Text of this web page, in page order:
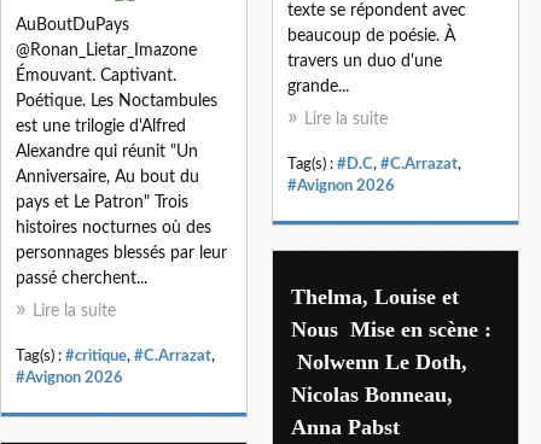
texte se répondent avec
beaucoup de poésie. À
travers un duo d'une
grande...
Lire la suite
Tag(s) : #D.C, #C.Arrazat,
#Avignon 2026
AuBoutDuPays
@Ronan_Lietar_Imazone
Émouvant. Captivant.
Poétique. Les Noctambules
est une trilogie d'Alfred
Alexandre qui réunit "Un
Anniversaire, Au bout du
pays et Le Patron" Trois
histoires nocturnes où des
personnages blessés par leur
passé cherchent...
Lire la suite
Tag(s) : #critique, #C.Arrazat,
#Avignon 2026
Thelma, Louise et
Nous Mise en scène :
Nolwenn Le Doth,
Nicolas Bonneau,
Anna Pabst